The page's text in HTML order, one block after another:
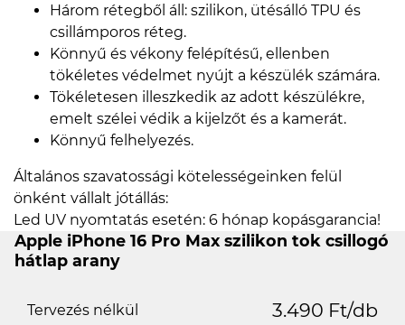
Három rétegből áll: szilikon, ütésálló TPU és
csillámporos réteg.
Könnyű és vékony felépítésű, ellenben
tökéletes védelmet nyújt a készülék számára.
Tökéletesen illeszkedik az adott készülékre,
emelt szélei védik a kijelzőt és a kamerát.
Könnyű felhelyezés.
Általános szavatossági kötelességeinken felül
önként vállalt jótállás:
Led UV nyomtatás esetén: 6 hónap kopásgarancia!
Apple iPhone 16 Pro Max szilikon tok csillogó
hátlap arany
Tervezés nélkül 3.490 Ft/db